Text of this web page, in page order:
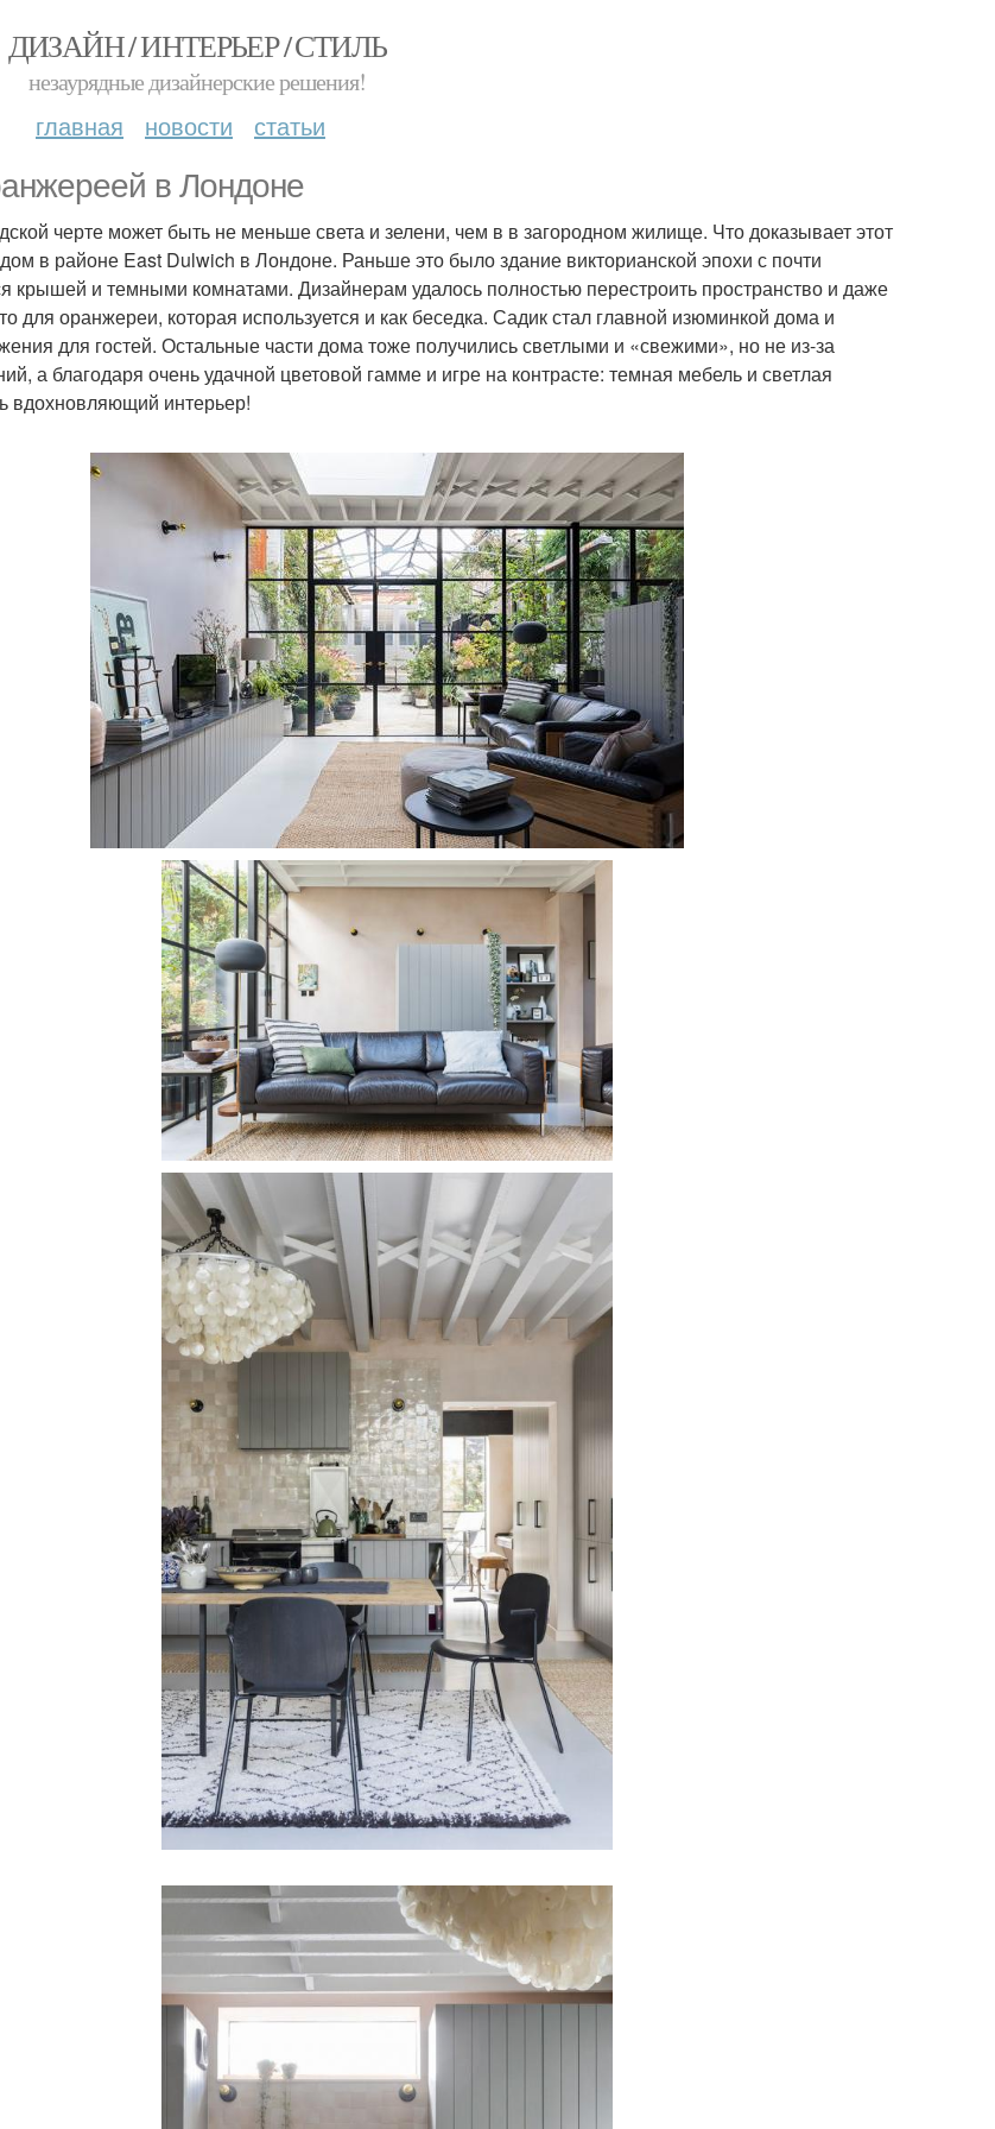
ДИЗАЙН / ИНТЕРЬЕР / СТИЛЬ
незаурядные дизайнерские решения!
главная новости статьи
в Лондоне
черте может быть не меньше света и зелени, чем в в загородном жилище. Что доказывает этот
в районе East Dulwich в Лондоне. Раньше это было здание викторианской эпохи с почти
крышей и темными комнатами. Дизайнерам удалось полностью перестроить пространство и даже
для оранжереи, которая используется и как беседка. Садик стал главной изюминкой дома и
для гостей. Остальные части дома тоже получились светлыми и «свежими», но не из-за
а благодаря очень удачной цветовой гамме и игре на контрасте: темная мебель и светлая
вдохновляющий интерьер!